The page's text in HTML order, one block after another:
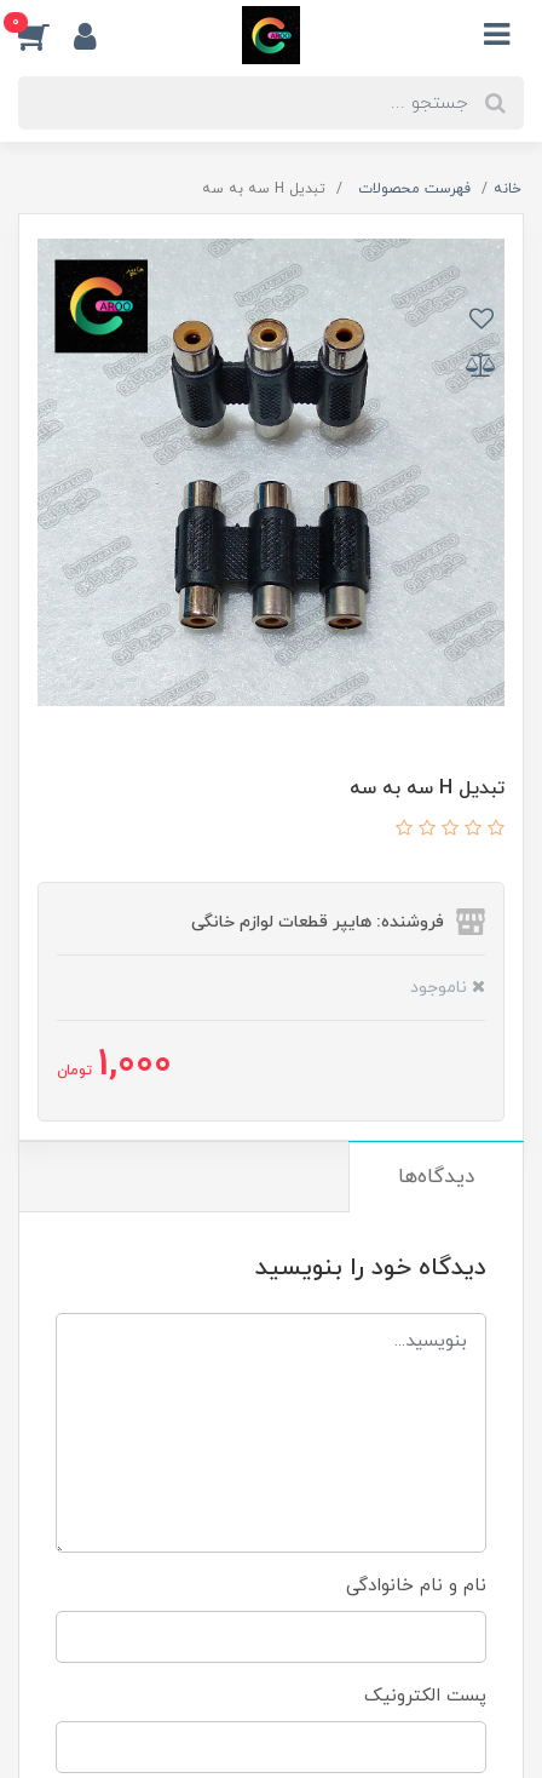
0
خانه فهرست محصولات تبدیل H سه به سه
تبدیل H سه به سه
فروشنده: هایپر قطعات لوازم خانگی
ناموجود
1,000 تومان
دیدگاه‌ها
دیدگاه خود را بنویسید
نام و نام خانوادگی
پست الکترونیک